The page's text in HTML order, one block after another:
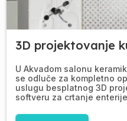
3D projektovanje
U Akvadom salonu
se odluče za kompletno
uslugu besplatnog 3D
softveru za crtanje